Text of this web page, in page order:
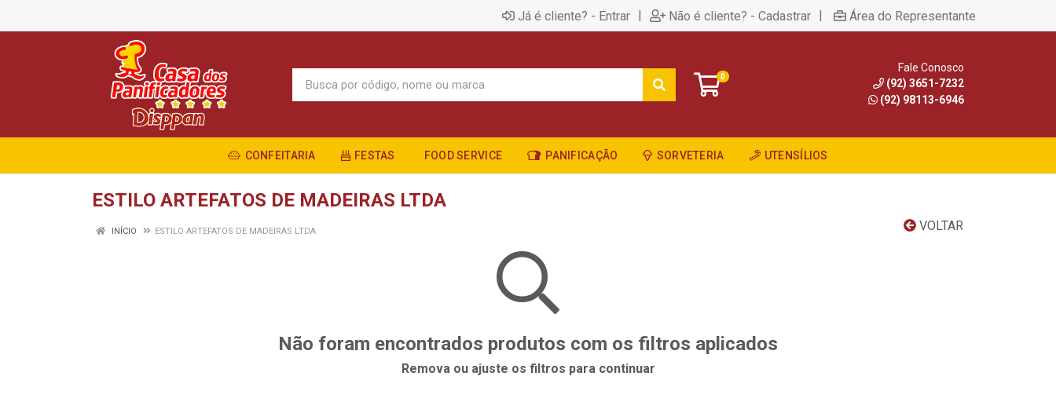
Já é cliente? - Entrar | Não é cliente? - Cadastrar | Área do Representante
0
Fale Conosco
(92) 3651-7232
(92) 98113-6946
CONFEITARIA FESTAS FOOD SERVICE PANIFICAÇÃO SORVETERIA UTENSÍLIOS
ESTILO ARTEFATOS DE MADEIRAS LTDA
VOLTAR
INÍCIO ESTILO ARTEFATOS DE MADEIRAS LTDA
Não foram encontrados produtos com os filtros aplicados
Remova ou ajuste os filtros para continuar